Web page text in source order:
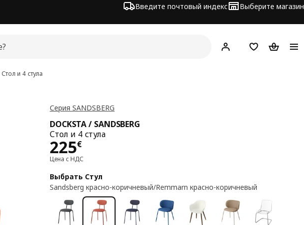
Введите почтовый индекс Выберите магазин
Hej! ВойтиСписокКорзина
Стол и 4 стула
Серия SANDSBERG
DOCKSTA / SANDSBERG
Стол и 4 стула
225€
Цена 225€
Цена с НДС
Выбрать Стул
Sandsberg красно-коричневый/Remmarn красно-коричневый